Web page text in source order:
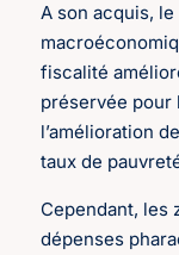
A son acquis,
fiscalité
préservée pour
l’amélioration
taux de
Cependant, les
dépenses